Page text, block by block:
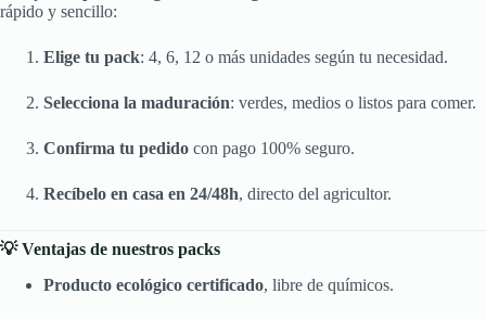
rápido y sencillo:
Elige tu pack: 4, 6, 12 o más unidades según tu necesidad.
Selecciona la maduración: verdes, medios o listos para comer.
Confirma tu pedido con pago 100% seguro.
Recíbelo en casa en 24/48h, directo del agricultor.
💡 Ventajas de nuestros packs
Producto ecológico certificado, libre de químicos.